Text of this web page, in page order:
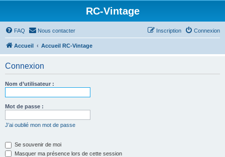
RC-Vintage
FAQ Nous contacter Connexion
Inscription
Accueil Accueil RC-Vintage
Connexion
Nom d’utilisateur :
Mot de passe :
J’ai oublié mon mot de passe
Se souvenir de moi
Masquer ma présence lors de cette session